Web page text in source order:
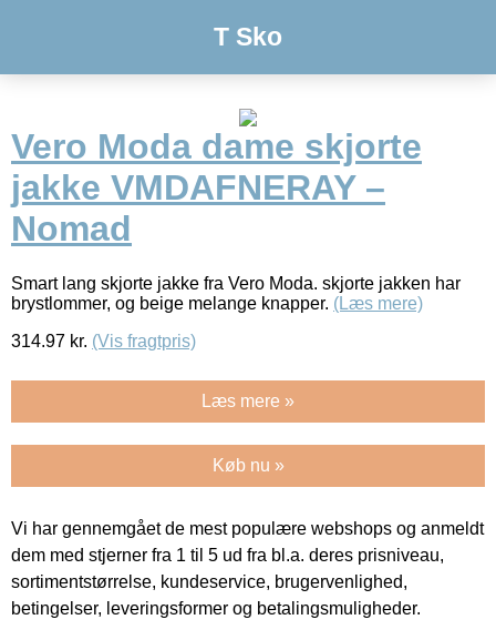
T Sko
Vero Moda dame skjorte
jakke VMDAFNERAY –
Nomad
Smart lang skjorte jakke fra Vero Moda. skjorte jakken har
brystlommer, og beige melange knapper. (Læs mere)
314.97 kr. (Vis fragtpris)
Læs mere »
Køb nu »
Vi har gennemgået de mest populære webshops og anmeldt
dem med stjerner fra 1 til 5 ud fra bl.a. deres prisniveau,
sortimentstørrelse, kundeservice, brugervenlighed,
betingelser, leveringsformer og betalingsmuligheder.